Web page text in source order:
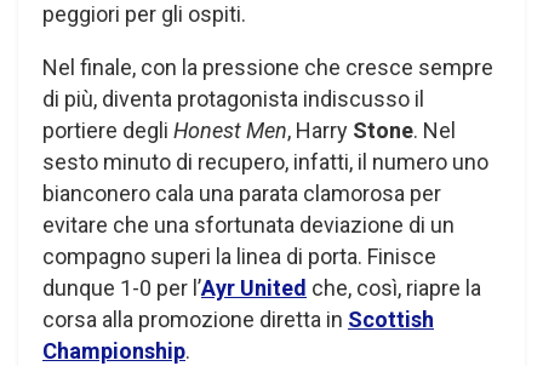
peggiori per gli ospiti.
Nel finale, con la pressione che cresce sempre
di più, diventa protagonista indiscusso il
portiere degli Honest Men, Harry Stone. Nel
sesto minuto di recupero, infatti, il numero uno
bianconero cala una parata clamorosa per
evitare che una sfortunata deviazione di un
compagno superi la linea di porta. Finisce
dunque 1-0 per l’Ayr United che, così, riapre la
corsa alla promozione diretta in Scottish
Championship.